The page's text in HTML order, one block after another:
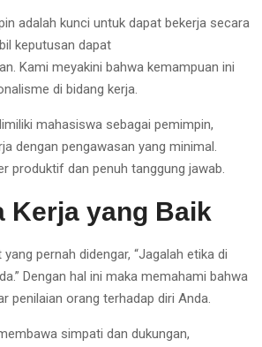
adalah kunci untuk dapat bekerja secara
keputusan dapat
Kami meyakini bahwa kemampuan ini
di bidang kerja.
mahasiswa sebagai pemimpin,
dengan pengawasan yang minimal.
produktif dan penuh tanggung jawab.
Kerja yang Baik
pernah didengar, “Jagalah etika di
Dengan hal ini maka memahami bahwa
penilaian orang terhadap diri Anda.
simpati dan dukungan,